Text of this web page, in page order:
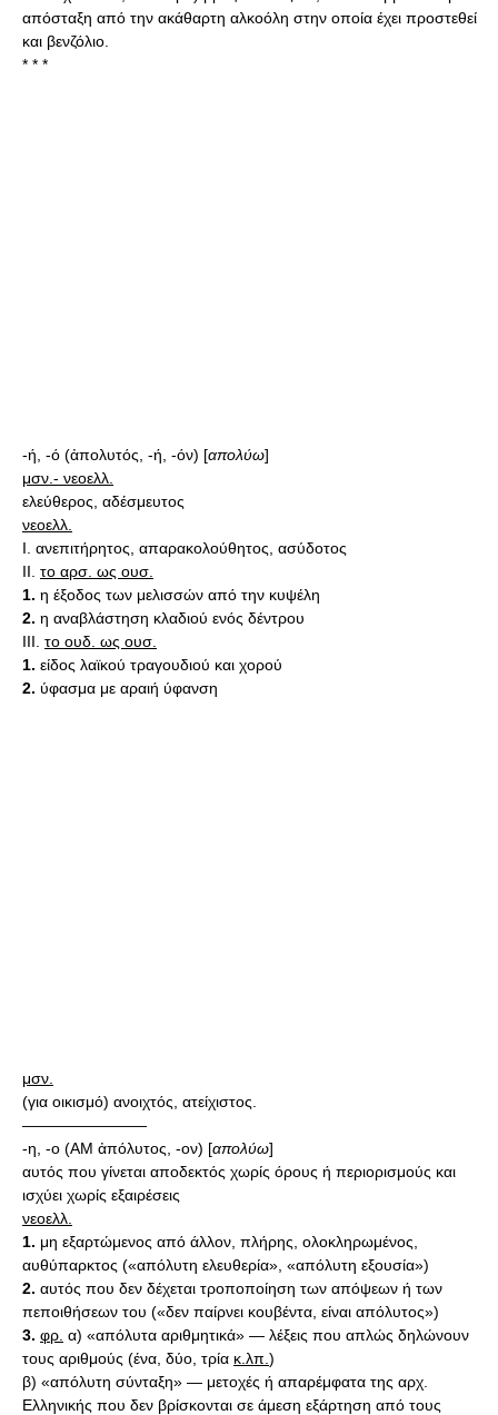
απόσταξη από την ακάθαρτη αλκοόλη στην οποία έχει προστεθεί
και βενζόλιο.
* * *
-ή, -ό (ἀπολυτός, -ή, -όν) [απολύω]
μσν.- νεοελλ.
ελεύθερος, αδέσμευτος
νεοελλ.
Ι. ανεπιτήρητος, απαρακολούθητος, ασύδοτος
II. το αρσ. ως ουσ.
1. η έξοδος των μελισσών από την κυψέλη
2. η αναβλάστηση κλαδιού ενός δέντρου
III. το ουδ. ως ουσ.
1. είδος λαϊκού τραγουδιού και χορού
2. ύφασμα με αραιή ύφανση
μσν.
(για οικισμό) ανοιχτός, ατείχιστος.
————————
-η, -ο (AM ἀπόλυτος, -ον) [απολύω]
αυτός που γίνεται αποδεκτός χωρίς όρους ή περιορισμούς και
ισχύει χωρίς εξαιρέσεις
νεοελλ.
1. μη εξαρτώμενος από άλλον, πλήρης, ολοκληρωμένος,
αυθύπαρκτος («απόλυτη ελευθερία», «απόλυτη εξουσία»)
2. αυτός που δεν δέχεται τροποποίηση των απόψεων ή των
πεποιθήσεων του («δεν παίρνει κουβέντα, είναι απόλυτος»)
3. φρ. α) «απόλυτα αριθμητικά» — λέξεις που απλώς δηλώνουν
τους αριθμούς (ένα, δύο, τρία κ.λπ. )
β) «απόλυτη σύνταξη» — μετοχές ή απαρέμφατα της αρχ.
Ελληνικής που δεν βρίσκονται σε άμεση εξάρτηση από τους